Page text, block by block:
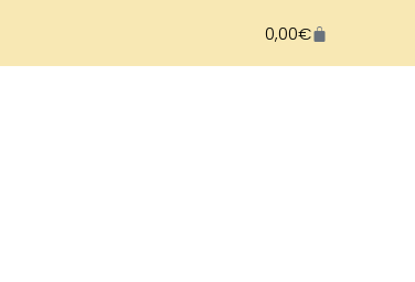
0,00€